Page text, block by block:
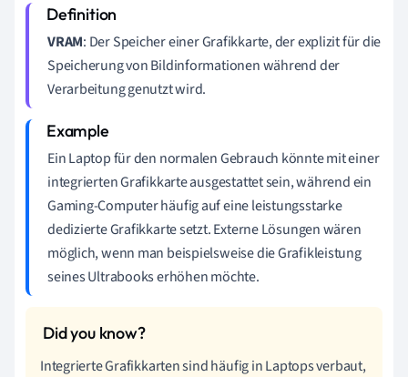
VRAM: Der Speicher einer Grafikkarte, der explizit für die
Speicherung von Bildinformationen während der
Verarbeitung genutzt wird.
Ein Laptop für den normalen Gebrauch könnte mit einer
integrierten Grafikkarte ausgestattet sein, während ein
Gaming-Computer häufig auf eine leistungsstarke
dedizierte Grafikkarte setzt. Externe Lösungen wären
möglich, wenn man beispielsweise die Grafikleistung
seines Ultrabooks erhöhen möchte.
Integrierte Grafikkarten sind häufig in Laptops verbaut,